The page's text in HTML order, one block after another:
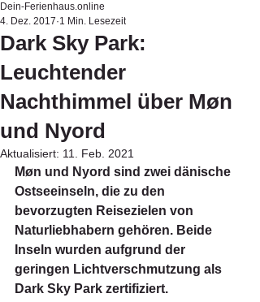
Dark Sky Park:
Leuchtender
Nachthimmel über Møn
und Nyord
Dein-Ferienhaus.online
4. Dez. 2017 1 Min. Lesezeit
Aktualisiert: 11. Feb. 2021
Møn und Nyord sind zwei dänische
Ostseeinseln, die zu den
bevorzugten Reisezielen von
Naturliebhabern gehören. Beide
Inseln wurden aufgrund der
geringen Lichtverschmutzung als
Dark Sky Park zertifiziert.